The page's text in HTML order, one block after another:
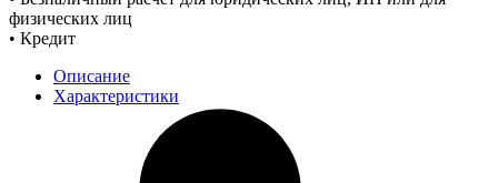
физических лиц
• Кредит
Описание
Характеристики